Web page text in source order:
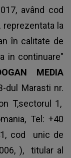
având cod
reprezentata la
în calitate de
in continuare"
MEDIA
dul Marasti nr.
T,sectorul 1,
Tel: +40
cod unic de
), titular al